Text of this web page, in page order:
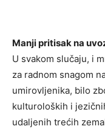
Manji pritisak na
U svakom slučaju, i
za radnom snagom
umirovljenika, bilo
kulturoloških i
udaljenih trećih